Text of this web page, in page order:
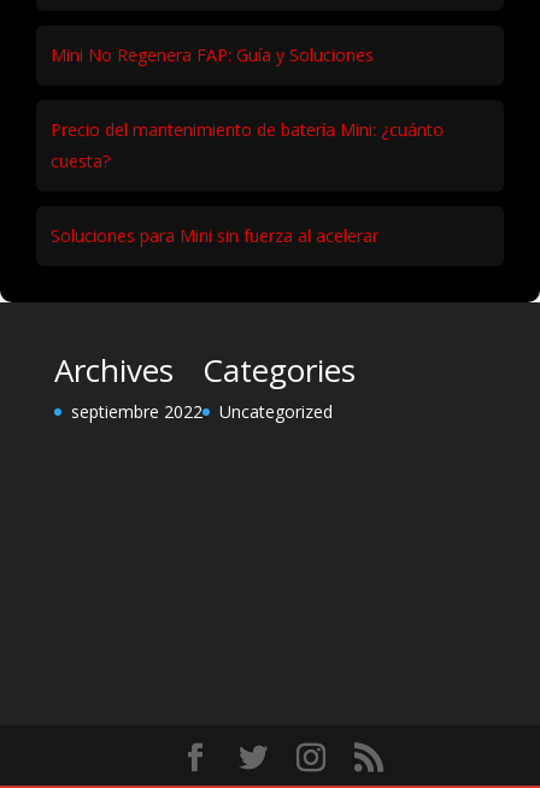
Mini No Regenera FAP: Guía y Soluciones
Precio del mantenimiento de batería Mini: ¿cuánto
cuesta?
Soluciones para Mini sin fuerza al acelerar
Archives
septiembre 2022
Categories
Uncategorized